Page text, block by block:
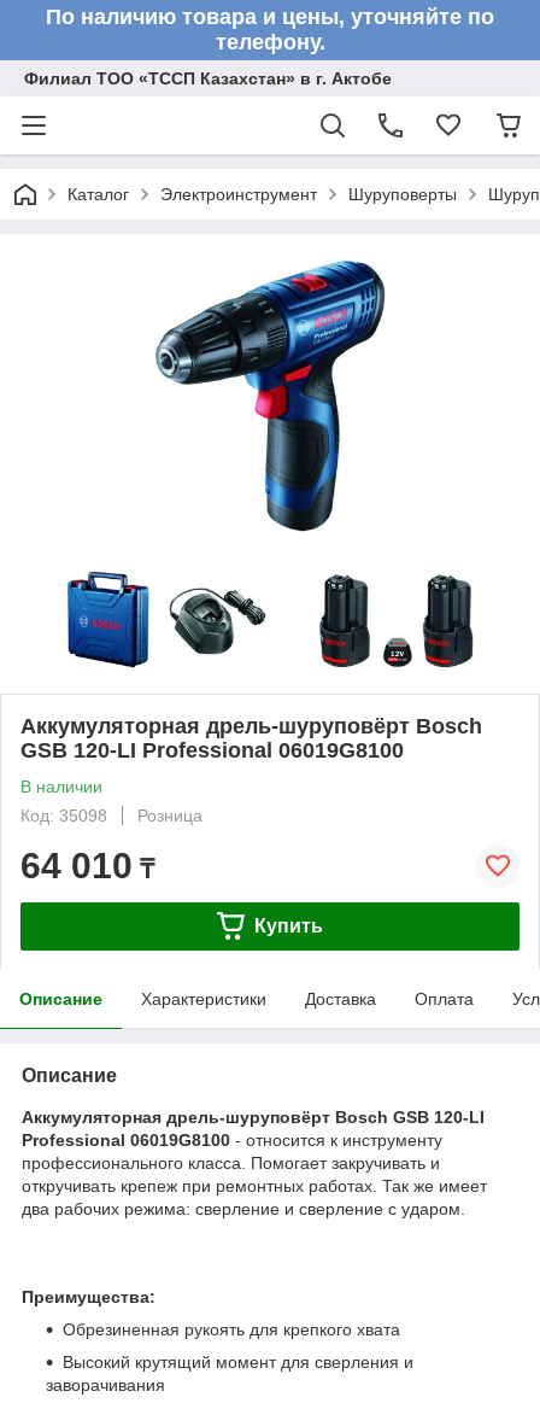
По наличию товара и цены, уточняйте по
телефону.
Филиал ТОО «ТССП Казахстан» в г. Актобе
Каталог Электроинструмент Шуруповерты
Аккумуляторная дрель-шуруповёрт Bosch
GSB 120-LI Professional 06019G8100
В наличии
Код: 35098
Розница
64 010 ₸
Купить
Описание Характеристики Доставка Оплата
Описание
Аккумуляторная дрель-шуруповёрт Bosch GSB 120-LI
Professional 06019G8100 - относится к инструменту
профессионального класса. Помогает закручивать и
откручивать крепеж при ремонтных работах. Так же имеет
два рабочих режима: сверление и сверление с ударом.
Преимущества:
Обрезиненная рукоять для крепкого хвата
Высокий крутящий момент для сверления и
заворачивания